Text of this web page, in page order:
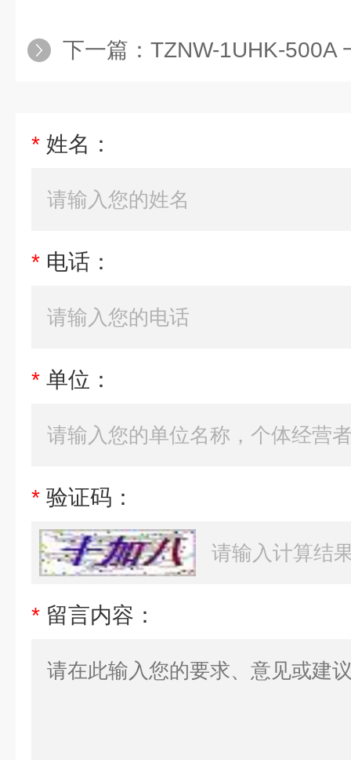
下一篇： TZNW-1UHK-500A 一
* 姓名：
* 电话：
* 单位：
* 验证码：
* 留言内容：